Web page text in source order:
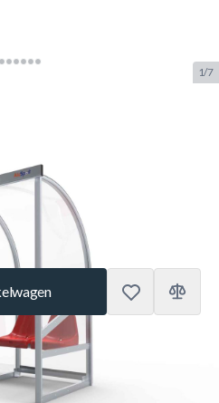
1/7
A
Alusport